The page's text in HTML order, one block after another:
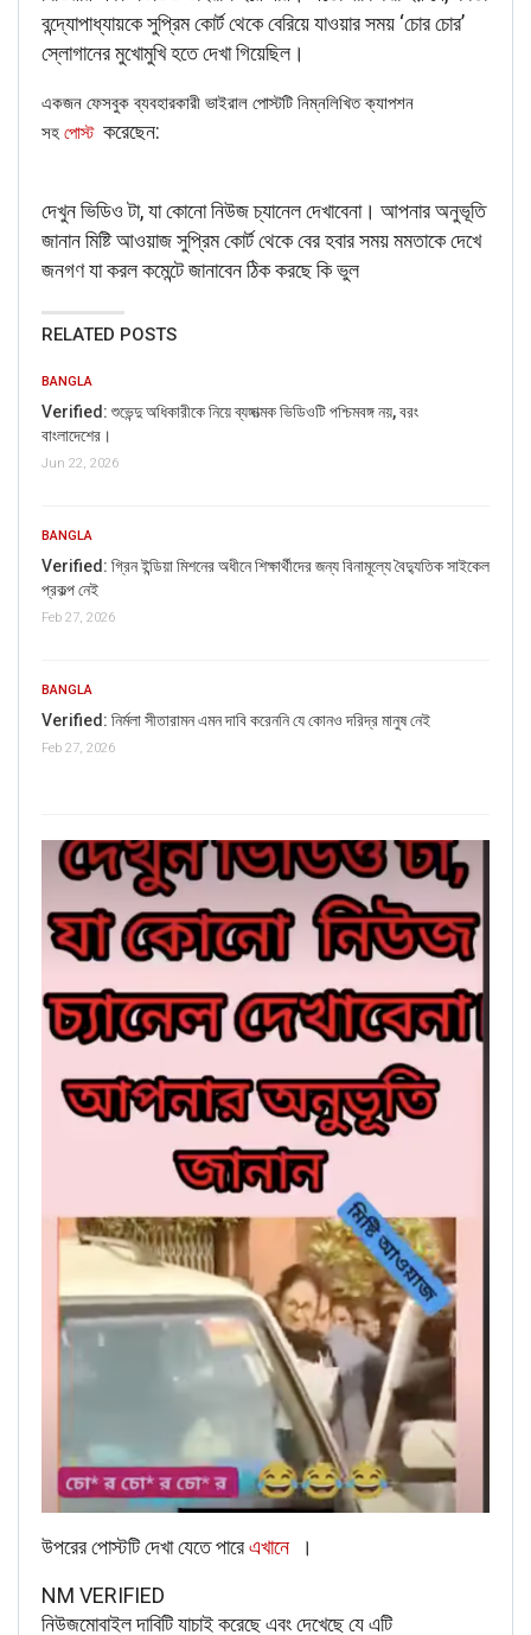
বন্দ্যোপাধ্যায়কে সুপ্রিম কোর্ট থেকে বেরিয়ে যাওয়ার সময় ‘চোর চোর’
স্লোগানের মুখোমুখি হতে দেখা গিয়েছিল।
একজন ফেসবুক ব্যবহারকারী ভাইরাল পোস্টটি নিম্নলিখিত ক্যাপশন
সহ পোস্ট করেছেন:
দেখুন ভিডিও টা, যা কোনো নিউজ চ্যানেল দেখাবেনা। আপনার অনুভূতি
জানান মিষ্টি আওয়াজ সুপ্রিম কোর্ট থেকে বের হবার সময় মমতাকে দেখে
জনগণ যা করল কমেন্টে জানাবেন ঠিক করছে কি ভুল
RELATED POSTS
BANGLA
Verified: শুভেন্দু অধিকারীকে নিয়ে ব্যঙ্গাত্মক ভিডিওটি পশ্চিমবঙ্গ নয়, বরং
বাংলাদেশের।
Jun 22, 2026
BANGLA
Verified: গ্রিন ইন্ডিয়া মিশনের অধীনে শিক্ষার্থীদের জন্য বিনামূল্যে বৈদ্যুতিক সাইকেল
প্রকল্প নেই
Feb 27, 2026
BANGLA
Verified: নির্মলা সীতারামন এমন দাবি করেননি যে কোনও দরিদ্র মানুষ নেই
Feb 27, 2026
‌উপরের পোস্টটি দেখা যেতে পারেএখানে
।
NM VERIFIED
নিউজমোবাইল দাবিটি যাচাই করেছে এবং দেখেছে যে এটি